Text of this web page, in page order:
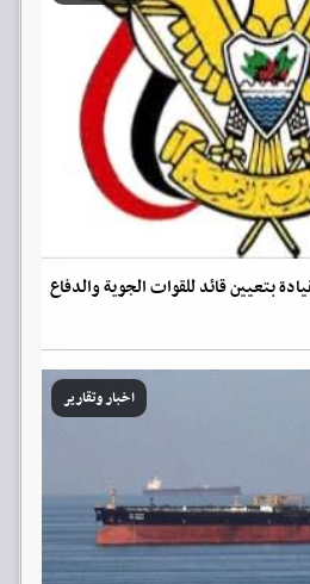
بتعيين قائد للقوات الجوية والدفاع
اخبار وتقارير